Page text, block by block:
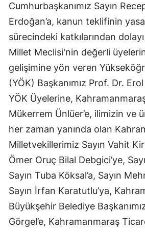
Cumhurbaşkanımız Sayın
Erdoğan’a, kanun teklifinin
sürecindeki katkılarından
Millet Meclisi'nin değerli
gelişimine yön veren
(YÖK) Başkanımız Prof. Dr.
YÖK Üyelerine,
Mükerrem Ünlüer’e, ilimizin ve
her zaman yanında olan
Milletvekillerimiz Sayın Vahit
Ömer Oruç Bilal Debgici’ye,
Sayın Tuba Köksal’a, Sayın
Sayın İrfan Karatutlu’ya,
Büyükşehir Belediye
Görgel’e, Kahramanmaraş